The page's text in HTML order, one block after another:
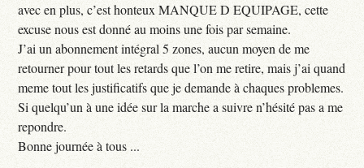
avec en plus, c’est honteux MANQUE D EQUIPAGE, cette
excuse nous est donné au moins une fois par semaine.
J’ai un abonnement intégral 5 zones, aucun moyen de me
retourner pour tout les retards que l’on me retire, mais j’ai quand
meme tout les justificatifs que je demande à chaques problemes.
Si quelqu’un à une idée sur la marche a suivre n’hésité pas a me
repondre.
Bonne journée à tous ...